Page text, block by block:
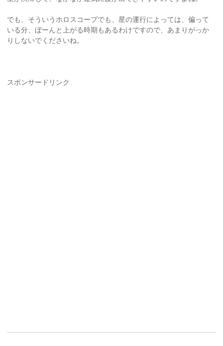
でも、そういうホロスコープでも、星の運行によっては、偏って
いる分、ぼーんと上がる時期もあるわけですので、あまりがっか
りしないでくださいね。
スポンサードリンク